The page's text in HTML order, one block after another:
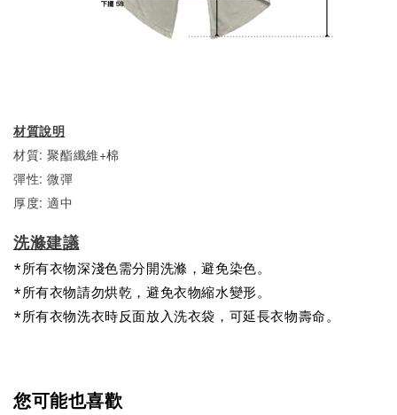
材質說明
材質: 聚酯纖維+棉
彈性: 微彈
厚度: 適中
洗滌建議
*所有衣物深淺色需分開洗滌，避免染色。
*所有衣物請勿烘乾，避免衣物縮水變形。
*所有衣物洗衣時反面放入洗衣袋，可延長衣物壽命。
您可能也喜歡